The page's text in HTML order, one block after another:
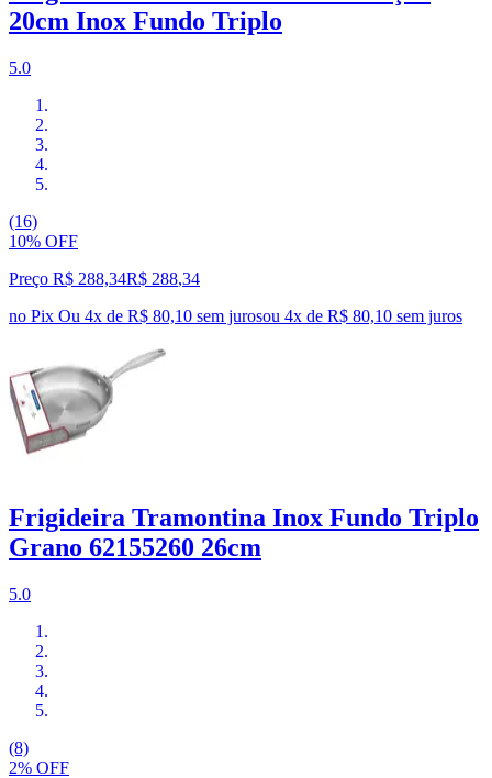
20cm Inox Fundo Triplo
5.0
(16)
10% OFF
Preço R$ 288,34R$ 288,34
no Pix Ou 4x de R$ 80,10 sem jurosou 4x de R$ 80,10 sem juros
Frigideira Tramontina Inox Fundo Triplo
Grano 62155260 26cm
5.0
(8)
2% OFF